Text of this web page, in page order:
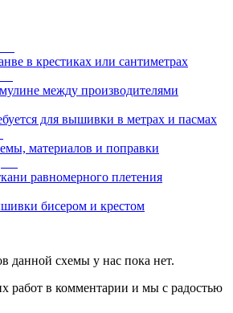
в крестиках или сантиметрах
между производителями
для вышивки в метрах и пасмах
материалов и поправки
равномерного плетения
бисером и крестом
данной схемы у нас пока нет.
работ в комментарии и мы с радостью